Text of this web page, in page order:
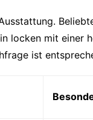
locken mit einer
ist